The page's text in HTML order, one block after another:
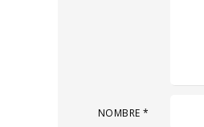
NOMBRE *